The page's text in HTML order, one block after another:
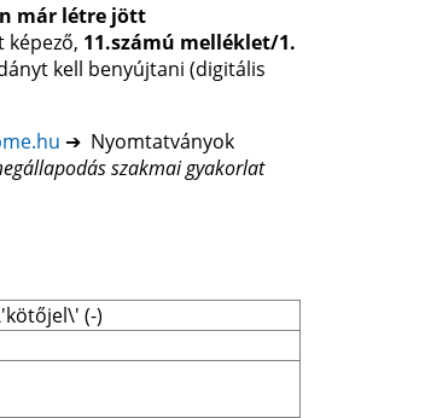
már létre jött
képező, 11.számú melléklet/1.
kell benyújtani (digitális
➔ Nyomtatványok
szakmai gyakorlat
(-)